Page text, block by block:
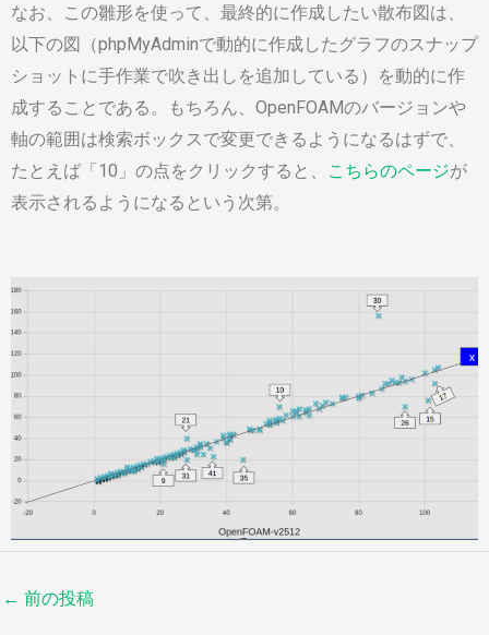
なお、この雛形を使って、最終的に作成したい散布図は、
以下の図（phpMyAdminで動的に作成したグラフのスナップ
ショットに手作業で吹き出しを追加している）を動的に作
成することである。もちろん、OpenFOAMのバージョンや
軸の範囲は検索ボックスで変更できるようになるはずで、
たとえば「10」の点をクリックすると、
こちらのページが
表示されるようになるという次第。
← 前の投稿